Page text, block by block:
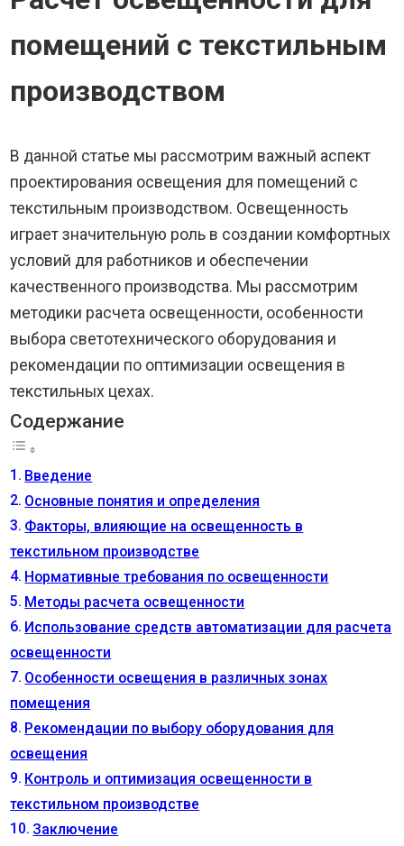
помещений с текстильным
производством
В данной статье мы рассмотрим важный аспект
проектирования освещения для помещений с
текстильным производством. Освещенность
играет значительную роль в создании комфортных
условий для работников и обеспечении
качественного производства. Мы рассмотрим
методики расчета освещенности, особенности
выбора светотехнического оборудования и
рекомендации по оптимизации освещения в
текстильных цехах.
Содержание
Введение
Основные понятия и определения
Факторы, влияющие на освещенность в
текстильном производстве
Нормативные требования по освещенности
Методы расчета освещенности
Использование средств автоматизации для расчета
освещенности
Особенности освещения в различных зонах
помещения
Рекомендации по выбору оборудования для
освещения
Контроль и оптимизация освещенности в
текстильном производстве
Заключение